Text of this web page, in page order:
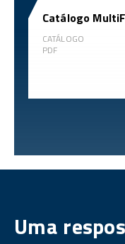
Catálogo
CATÁLOGO
PDF
Uma